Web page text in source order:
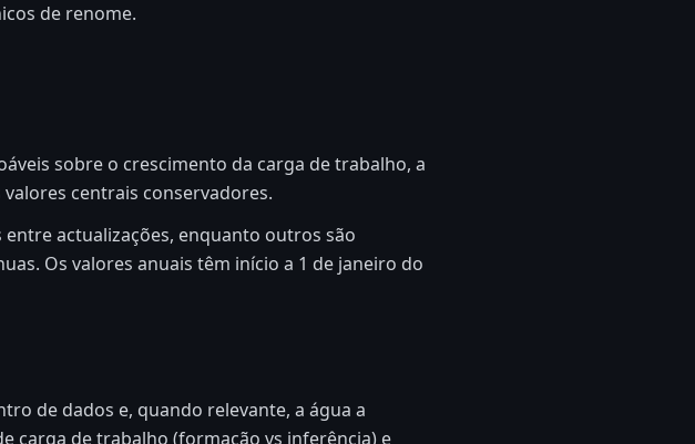
de renome.
sobre o crescimento da carga de trabalho, a
centrais conservadores.
actualizações, enquanto outros são
Os valores anuais têm início a 1 de janeiro do
de dados e, quando relevante, a água a
carga de trabalho (formação vs inferência) e